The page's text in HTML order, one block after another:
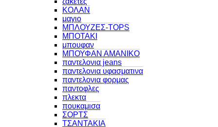
ΚΟΛΑΝ
μαγιο
ΜΠΛΟΥΖΕΣ-TOPS
ΜΠΟΤΑΚΙ
μπουφαν
ΜΠΟΥΦΑΝ ΑΜΑΝΙΚΟ
παντελονια jeans
παντελονια υφασματινα
παντελονια φορμας
παντοφλες
πλεκτα
πουκαμισα
ΣΟΡΤΣ
ΤΣΑΝΤΑΚΙΑ